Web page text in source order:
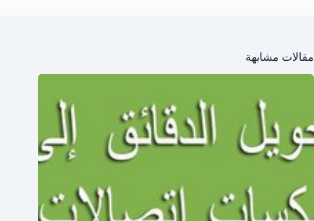
مقالات مشابهة